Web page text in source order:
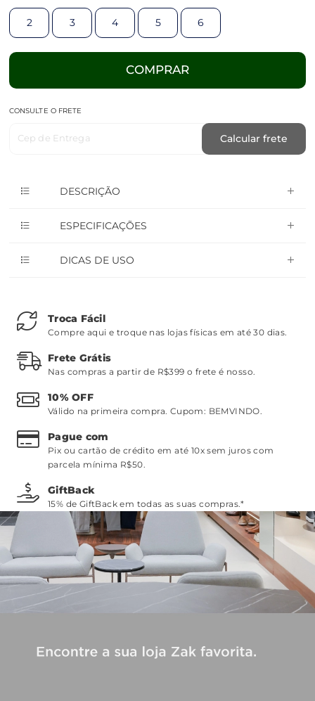
2 3 4 5 6
COMPRAR
CONSULTE O FRETE
Cep de Entrega Calcular frete
DESCRIÇÃO
ESPECIFICAÇÕES
DICAS DE USO
Troca Fácil
Compre aqui e troque nas lojas físicas em até 30 dias.
Frete Grátis
Nas compras a partir de R$399 o frete é nosso.
10% OFF
Válido na primeira compra. Cupom: BEMVINDO.
Pague com
Pix ou cartão de crédito em até 10x sem juros com
parcela mínima R$50.
GiftBack
15% de GiftBack em todas as suas compras.*